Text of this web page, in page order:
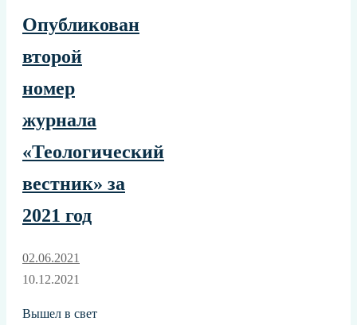
Опубликован
второй
номер
журнала
«Теологический
вестник» за
2021 год
02.06.2021
10.12.2021
Вышел в свет